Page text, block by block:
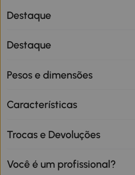
Destaque
Destaque
Pesos e dimensões
Características
Trocas e Devoluções
Você é um profissional?